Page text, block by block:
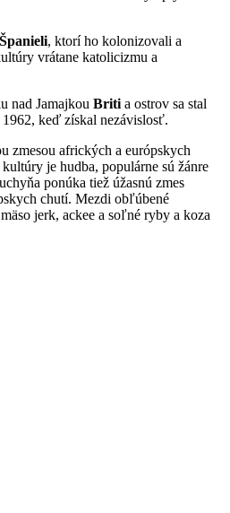
Španieli, ktorí ho kolonizovali a
vrátane katolicizmu a
nad Jamajkou Britia ostrov sa stal
keď získal nezávislosť.
zmesou afrických a európskych
je hudba, populárne sú žánre
ponúka tiež úžasnú zmes
chutí. Mezdi obľúbené
jerk, ackee a soľné ryby a koza